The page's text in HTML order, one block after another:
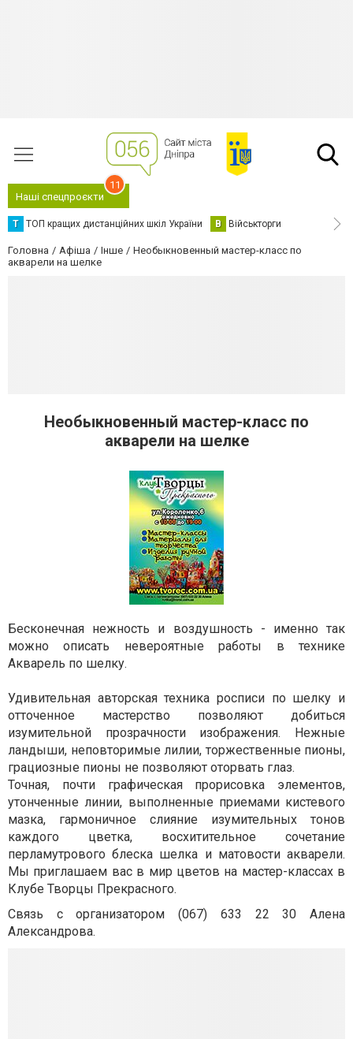
Наші спецпроєкти
11
Т ТОП кращих дистанційних шкіл України В Військторги
Головна Афіша Інше
Необыкновенный мастер-класс по
акварели на шелке
Необыкновенный мастер-класс по
акварели на шелке
Бесконечная нежность и воздушность - именно так
можно описать невероятные работы в технике
Акварель по шелку.
Удивительная авторская техника росписи по шелку и
отточенное мастерство позволяют добиться
изумительной прозрачности изображения. Нежные
ландыши, неповторимые лилии, торжественные пионы,
грациозные пионы не позволяют оторвать глаз.
Точная, почти графическая прорисовка элементов,
утонченные линии, выполненные приемами кистевого
мазка, гармоничное слияние изумительных тонов
каждого цветка, восхитительное сочетание
перламутрового блеска шелка и матовости акварели.
Мы приглашаем вас в мир цветов на мастер-классах в
Клубе Творцы Прекрасного.
Связь с организатором (067) 633 22 30 Алена
Александрова.